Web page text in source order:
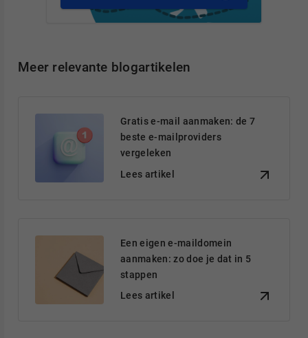
Meer relevante blogartikelen
Gratis e-mail aanmaken: de 7
beste e-mailproviders
vergeleken
Lees artikel
Een eigen e-maildomein
aanmaken: zo doe je dat in 5
stappen
Lees artikel